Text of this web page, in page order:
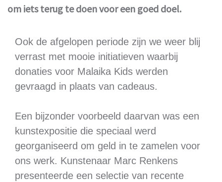
om iets terug te doen voor een goed doel.
Ook de afgelopen periode zijn we weer blij
verrast met mooie initiatieven waarbij
donaties voor Malaika Kids werden
gevraagd in plaats van cadeaus.
Een bijzonder voorbeeld daarvan was een
kunstexpositie die speciaal werd
georganiseerd om geld in te zamelen voor
ons werk. Kunstenaar Marc Renkens
presenteerde een selectie van recente